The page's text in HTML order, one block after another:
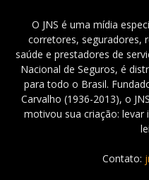
O JNS é uma mídia
corretores, seguradores,
saúde e prestadores de
Nacional de Seguros, é
para todo o Brasil.
Carvalho (1936-2013), o
motivou sua criação: levar
Contato: